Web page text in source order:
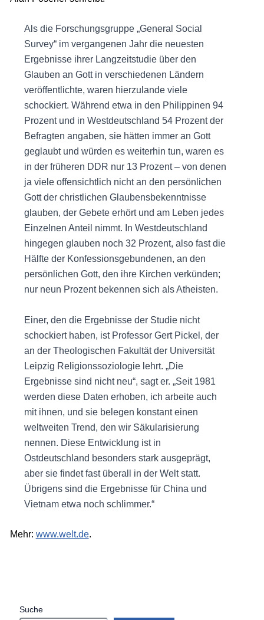
Als die Forschungsgruppe „General Social
Survey“ im vergangenen Jahr die neuesten
Ergebnisse ihrer Langzeitstudie über den
Glauben an Gott in verschiedenen Ländern
veröffentlichte, waren hierzulande viele
schockiert. Während etwa in den Philippinen 94
Prozent und in Westdeutschland 54 Prozent der
Befragten angaben, sie hätten immer an Gott
geglaubt und würden es weiterhin tun, waren es
in der früheren DDR nur 13 Prozent – von denen
ja viele offensichtlich nicht an den persönlichen
Gott der christlichen Glaubensbekenntnisse
glauben, der Gebete erhört und am Leben jedes
Einzelnen Anteil nimmt. In Westdeutschland
hingegen glauben noch 32 Prozent, also fast die
Hälfte der Konfessionsgebundenen, an den
persönlichen Gott, den ihre Kirchen verkünden;
nur neun Prozent bekennen sich als Atheisten.
Einer, den die Ergebnisse der Studie nicht
schockiert haben, ist Professor Gert Pickel, der
an der Theologischen Fakultät der Universität
Leipzig Religionssoziologie lehrt. „Die
Ergebnisse sind nicht neu“, sagt er. „Seit 1981
werden diese Daten erhoben, ich arbeite auch
mit ihnen, und sie belegen konstant einen
weltweiten Trend, den wir Säkularisierung
nennen. Diese Entwicklung ist in
Ostdeutschland besonders stark ausgeprägt,
aber sie findet fast überall in der Welt statt.
Übrigens sind die Ergebnisse für China und
Vietnam etwa noch schlimmer.“
Mehr: www.welt.de.
Suche